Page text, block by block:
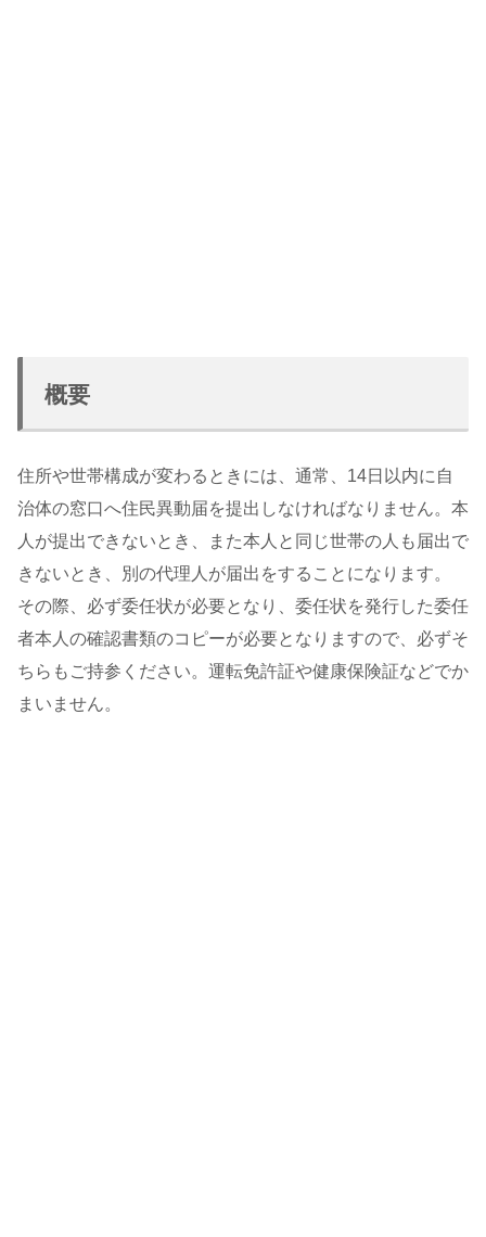
概要
住所や世帯構成が変わるときには、通常、14日以内に自
治体の窓口へ住民異動届を提出しなければなりません。本
人が提出できないとき、また本人と同じ世帯の人も届出で
きないとき、別の代理人が届出をすることになります。
その際、必ず委任状が必要となり、委任状を発行した委任
者本人の確認書類のコピーが必要となりますので、必ずそ
ちらもご持参ください。運転免許証や健康保険証などでか
まいません。